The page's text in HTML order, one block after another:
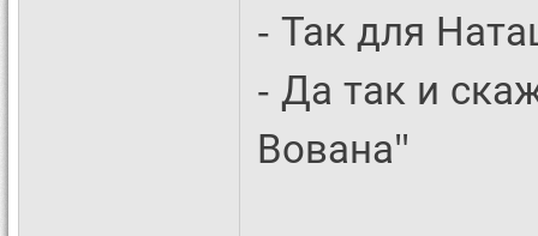
- Так для
- Да так и
Вована"